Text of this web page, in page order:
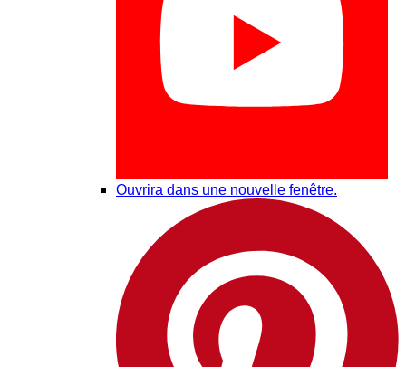
Ouvrira dans une nouvelle fenêtre.